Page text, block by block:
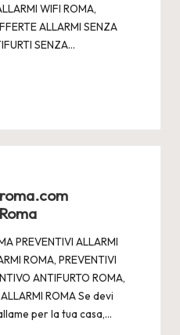
WIFI ROMA,
ALLARMI SENZA
SENZA…
PREVENTIVI ALLARMI
ROMA, PREVENTIVI
ANTIFURTO ROMA,
ROMA Se devi
per la tua casa,…